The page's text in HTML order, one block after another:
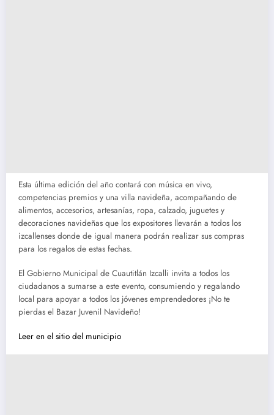
Esta última edición del año contará con música en vivo,
competencias premios y una villa navideña, acompañando de
alimentos, accesorios, artesanías, ropa, calzado, juguetes y
decoraciones navideñas que los expositores llevarán a todos los
izcallenses donde de igual manera podrán realizar sus compras
para los regalos de estas fechas.
El Gobierno Municipal de Cuautitlán Izcalli invita a todos los
ciudadanos a sumarse a este evento, consumiendo y regalando
local para apoyar a todos los jóvenes emprendedores ¡No te
pierdas el Bazar Juvenil Navideño!
Leer en el sitio del municipio